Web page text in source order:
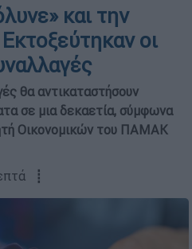
και την
οι
θα αντικαταστήσουν
σε μια δεκαετία, σύμφωνα
Οικονομικών του ΠΑΜΑΚ
┋